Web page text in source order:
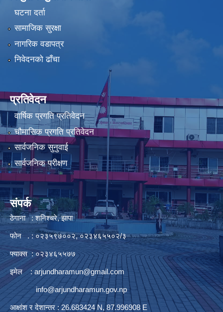
घटना दर्ता
सामाजिक सुरक्षा
नागरिक वडापत्र
निवेदनको ढाँचा
प्रतिवेदन
वार्षिक प्रगति प्रतिवेदन
चौमासिक प्रगति प्रतिवेदन
सार्वजनिक सुनुवाई
सार्वजनिक परीक्षण
संपर्क
ठेगाना : शनिश्चरे, झापा
फोन . : ०२३५९७००२, ०२३४६५५०२/३
फ्याक्स : ०२३४६५५७७
इमेल :arjundharamun@gmail.com
info@arjundharamun.gov.np
आक्षांश र देशान्तर : 26.683424 N, 87.996908 E